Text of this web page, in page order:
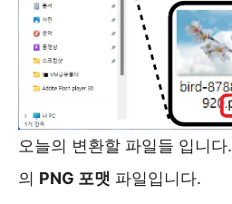
오늘의 변환할 파일들 입니다.
의 PNG 포맷 파일입니다.